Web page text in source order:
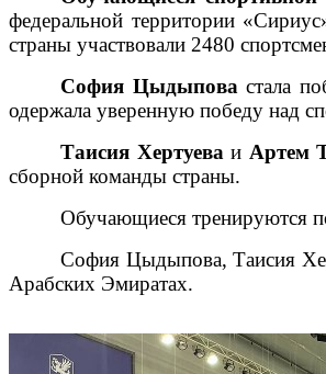
федеральной территории
страны участвовали 2480
София Цыдыпова стала
одержала уверенную победу над
Таисия Хертуева и Артем
сборной команды страны.
Обучающиеся тренируются
София Цыдыпова, Таисия
Арабских Эмиратах.